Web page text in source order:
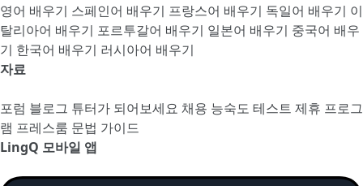
영어 배우기 스페인어 배우기 프랑스어 배우기 독일어 배우기 이
탈리아어 배우기 포르투갈어 배우기 일본어 배우기 중국어 배우
기 한국어 배우기 러시아어 배우기
자료
포럼 블로그 튜터가 되어보세요 채용 능숙도 테스트 제휴 프로그
램 프레스룸 문법 가이드
LingQ 모바일 앱